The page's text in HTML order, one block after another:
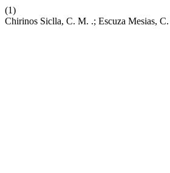
(1)
Chirinos Siclla, C. M. .; Escuza Mesias,